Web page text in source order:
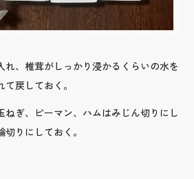
れ、椎茸がしっかり浸かるくらいの水を
戻しておく。
ねぎ、ピーマン、ハムはみじん切りにし
りにしておく。